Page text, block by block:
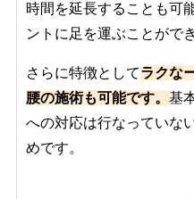
時間を延長することも可
ントに足を運ぶことがで
さらに特徴としてラクな
腰の施術も可能です。 基
への対応は行なっていな
めです。